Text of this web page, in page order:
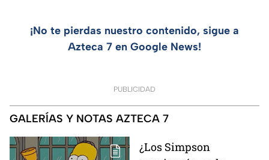
¡No te pierdas nuestro contenido, sigue a
Azteca 7 en Google News!
PUBLICIDAD
GALERÍAS Y NOTAS AZTECA 7
¿Los Simpson